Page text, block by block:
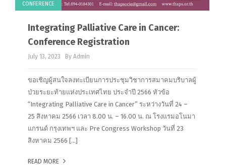
CONFERENCE
Integrating Palliative Care in Cancer:
Conference Registration
July 13, 2023 By Admin
ขอเชิญผู้สนใจลงทะเบียนการประชุมวิชาการสมาคมบริบาลผู้
ป่วยระยะท้ายแห่งประเทศไทย ประจำปี 2566 หัวข้อ
“Integrating Palliative Care in Cancer” ระหว่างวันที่ 24 –
25 สิงหาคม 2566 เวลา 8.00 น. – 16.00 น. ณ โรงแรมอโนมา
แกรนด์ กรุงเทพฯ และ Pre Congress Workshop วันที่ 23
สิงหาคม 2566 […]
READ MORE